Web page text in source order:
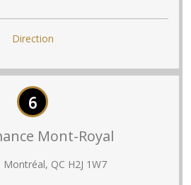
Direction
6
Mont-Royal
QC H2J 1W7